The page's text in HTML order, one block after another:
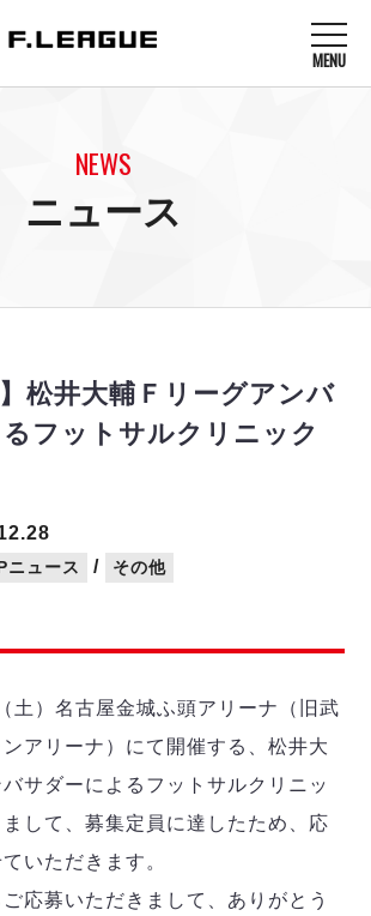
MENU
表
停止選手
ゴール
シュート
シュート成功率
第2PK
命Ｆ２リーグ
停止選手
シュート
シュート成功率
第2PK
北海道
浦安
みだ
ックFC
町田
大阪
命Ｆ２リーグ
レ仙台
ARENA
ABOUT US
関連
記録
合記録
合記録
タ
PROJECT
NEWS
ニュース
】松井大輔Ｆリーグアンバ
フットサルクリニック
ニュース / その他
土）名古屋金城ふ頭アリーナ（旧武
アリーナ）にて開催する、松井大
サダーによるフットサルクリニッ
して、募集定員に達したため、応
いただきます。
応募いただきまして、ありがとう